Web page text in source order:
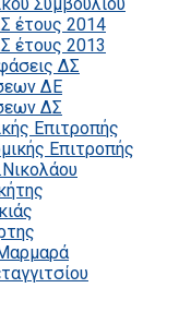
έτους 2014
έτους 2013
ΔΣ
ΔΕ
ΔΣ
Επιτροπής
Επιτροπής